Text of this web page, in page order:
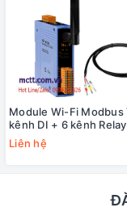
Module Wi-Fi Modbus
kênh DI + 6 kênh
WF-2260 CR
Liên hệ